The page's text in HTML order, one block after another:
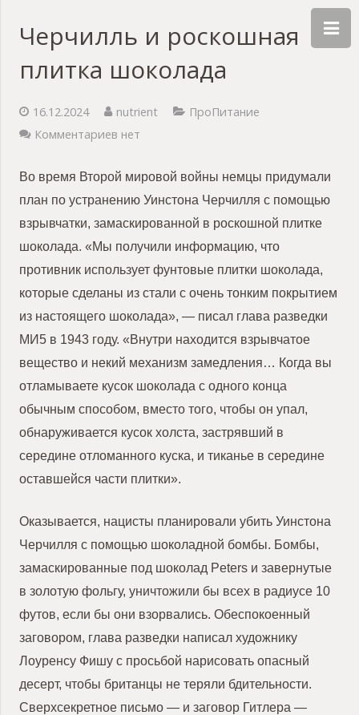
Черчилль и роскошная
плитка шоколада
16.12.2024 nutrient
ПроПитание
Комментариев нет
Во время Второй мировой войны немцы придумали
план по устранению Уинстона Черчилля с помощью
взрывчатки, замаскированной в роскошной плитке
шоколада. «Мы получили информацию, что
противник использует фунтовые плитки шоколада,
которые сделаны из стали с очень тонким покрытием
из настоящего шоколада», — писал глава разведки
МИ5 в 1943 году. «Внутри находится взрывчатое
вещество и некий механизм замедления… Когда вы
отламываете кусок шоколада с одного конца
обычным способом, вместо того, чтобы он упал,
обнаруживается кусок холста, застрявший в
середине отломанного куска, и тиканье в середине
оставшейся части плитки».
Оказывается, нацисты планировали убить Уинстона
Черчилля с помощью шоколадной бомбы. Бомбы,
замаскированные под шоколад Peters и завернутые
в золотую фольгу, уничтожили бы всех в радиусе 10
футов, если бы они взорвались. Обеспокоенный
заговором, глава разведки написал художнику
Лоуренсу Фишу с просьбой нарисовать опасный
десерт, чтобы британцы не теряли бдительности.
Сверхсекретное письмо — и заговор Гитлера —